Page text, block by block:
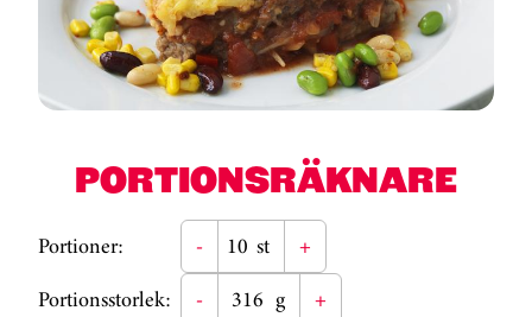
PORTIONSRÄKNARE
Portioner: - st
+
Portionsstorlek:
- g
+